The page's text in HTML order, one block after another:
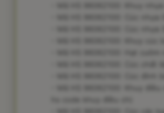
- Mã HS 96062100: Khuy
- Mã HS 96062100: Cúc
- Mã HS 96062100: Cúc
- Mã HS 96062100: Cúc